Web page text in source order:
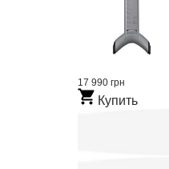
17 990 грн
Купить